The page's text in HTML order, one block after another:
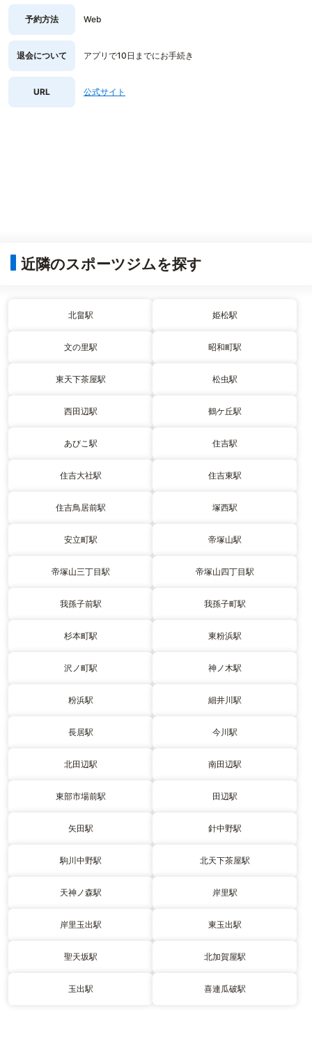
予約方法 Web
退会について アプリで10日までにお手続き
URL 公式サイト
近隣のスポーツジムを探す
北畠駅 姫松駅
文の里駅 昭和町駅
東天下茶屋駅 松虫駅
西田辺駅 鶴ケ丘駅
あびこ駅 住吉駅
住吉大社駅 住吉東駅
住吉鳥居前駅 塚西駅
安立町駅 帝塚山駅
帝塚山三丁目駅 帝塚山四丁目駅
我孫子前駅 我孫子町駅
杉本町駅 東粉浜駅
沢ノ町駅 神ノ木駅
粉浜駅 細井川駅
長居駅 今川駅
北田辺駅 南田辺駅
東部市場前駅 田辺駅
矢田駅 針中野駅
駒川中野駅 北天下茶屋駅
天神ノ森駅 岸里駅
岸里玉出駅 東玉出駅
聖天坂駅 北加賀屋駅
玉出駅 喜連瓜破駅